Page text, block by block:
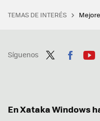
TEMAS DE INTERÉS
Síguenos
En Xataka Windows